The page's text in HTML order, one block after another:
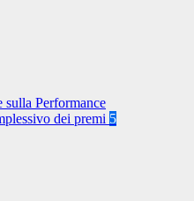
sulla Performance
dei premi 5